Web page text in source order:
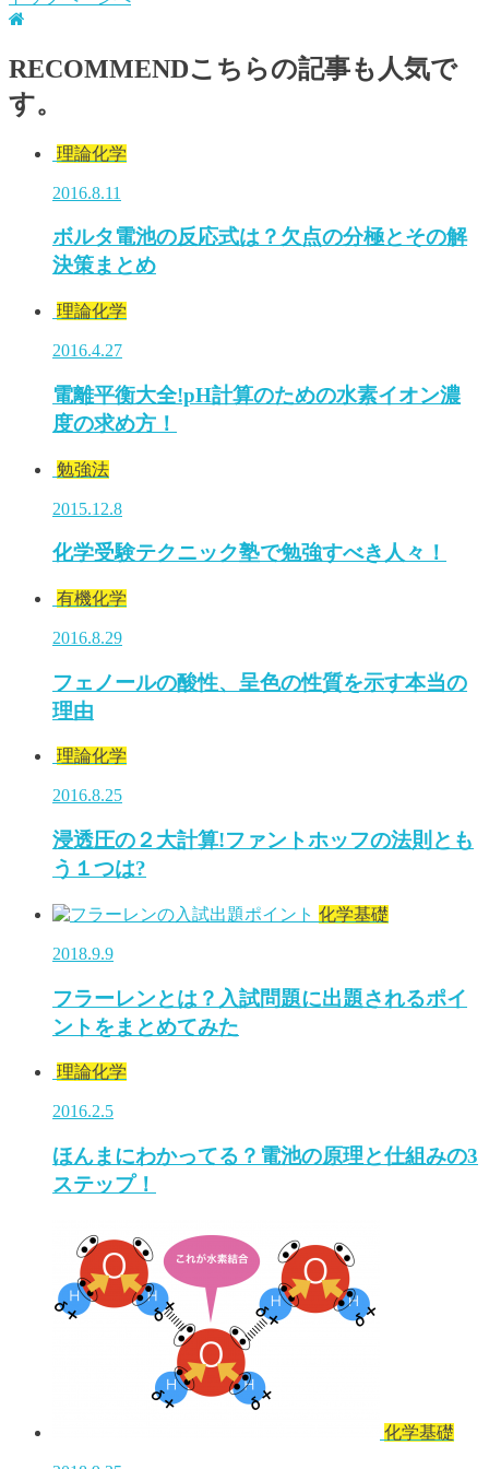
RECOMMENDこちらの記事も人気で
す。
理論化学
2016.8.11
ボルタ電池の反応式は？欠点の分極とその解
決策まとめ
理論化学
2016.4.27
電離平衡大全!pH計算のための水素イオン濃
度の求め方！
勉強法
2015.12.8
化学受験テクニック塾で勉強すべき人々！
有機化学
2016.8.29
フェノールの酸性、呈色の性質を示す本当の
理由
理論化学
2016.8.25
浸透圧の２大計算!ファントホッフの法則とも
う１つは?
化学基礎
2018.9.9
フラーレンとは？入試問題に出題されるポイ
ントをまとめてみた
理論化学
2016.2.5
ほんまにわかってる？電池の原理と仕組みの3
ステップ！
化学基礎